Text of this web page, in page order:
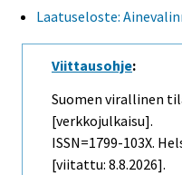
Laatuseloste:
Viittausohje:
Suomen virallinen
[verkkojulkaisu].
ISSN=1799-103X.
[viitattu: 8.8.2026].